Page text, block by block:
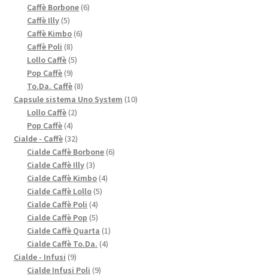
Caffè Borbone 66
Caffè Illy 55
prodotti
Caffè Kimbo 66
Caffè Poli 88
prodotti
Lollo Caffè 55
Pop Caffè 99
prodotti
To.Da. Caffè 88
prodotti
Capsule sistema Uno System 1010
Lollo Caffè 22
Pop Caffè 44
prodotti
Cialde - Caffè 3232
prodotti
Cialde Caffè Borbone 66
Cialde Caffè Illy 33
prodotti
Cialde Caffè Kimbo 44
Cialde Caffè Lollo 55
Cialde Caffè Poli 44
prodotti
Cialde Caffè Pop 55
prodotti
Cialde Caffè Quarta 11
Cialde Caffè To.Da. 44
Cialde - Infusi 99
prodotti
Cialde Infusi Poli 99